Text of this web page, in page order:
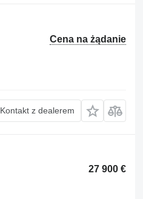
Cena na żądanie
Kontakt z dealerem
27 900 €